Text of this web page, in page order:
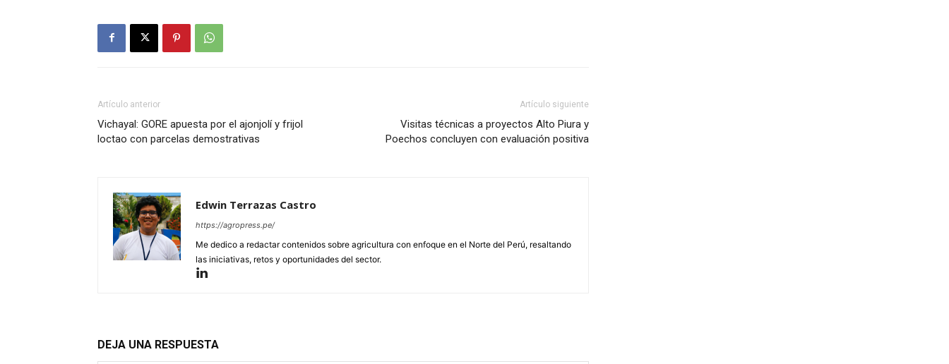
Artículo anterior
Vichayal: GORE apuesta por el ajonjolí y frijol
loctao con parcelas demostrativas
Artículo siguiente
Visitas técnicas a proyectos Alto Piura y
Poechos concluyen con evaluación positiva
Edwin Terrazas Castro
https://agropress.pe/
Me dedico a redactar contenidos sobre agricultura con enfoque en el Norte del Perú, resaltando
las iniciativas, retos y oportunidades del sector.
DEJA UNA RESPUESTA